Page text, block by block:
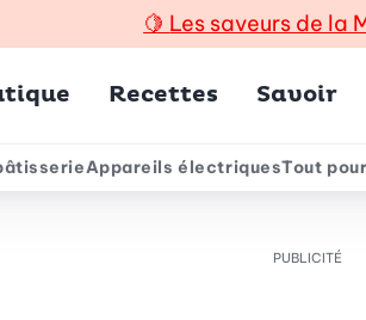
🍋 Les saveurs de la
Recettes Savoir
Appareils électriquesTout
PUBLICITÉ